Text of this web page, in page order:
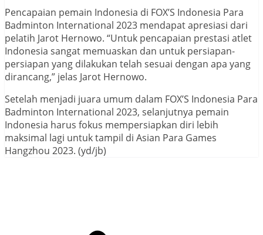
Pencapaian pemain Indonesia di FOX’S Indonesia Para
Badminton International 2023 mendapat apresiasi dari
pelatih Jarot Hernowo. “Untuk pencapaian prestasi atlet
Indonesia sangat memuaskan dan untuk persiapan-
persiapan yang dilakukan telah sesuai dengan apa yang
dirancang,” jelas Jarot Hernowo.
Setelah menjadi juara umum dalam FOX’S Indonesia Para
Badminton International 2023, selanjutnya pemain
Indonesia harus fokus mempersiapkan diri lebih
maksimal lagi untuk tampil di Asian Para Games
Hangzhou 2023. (yd/jb)